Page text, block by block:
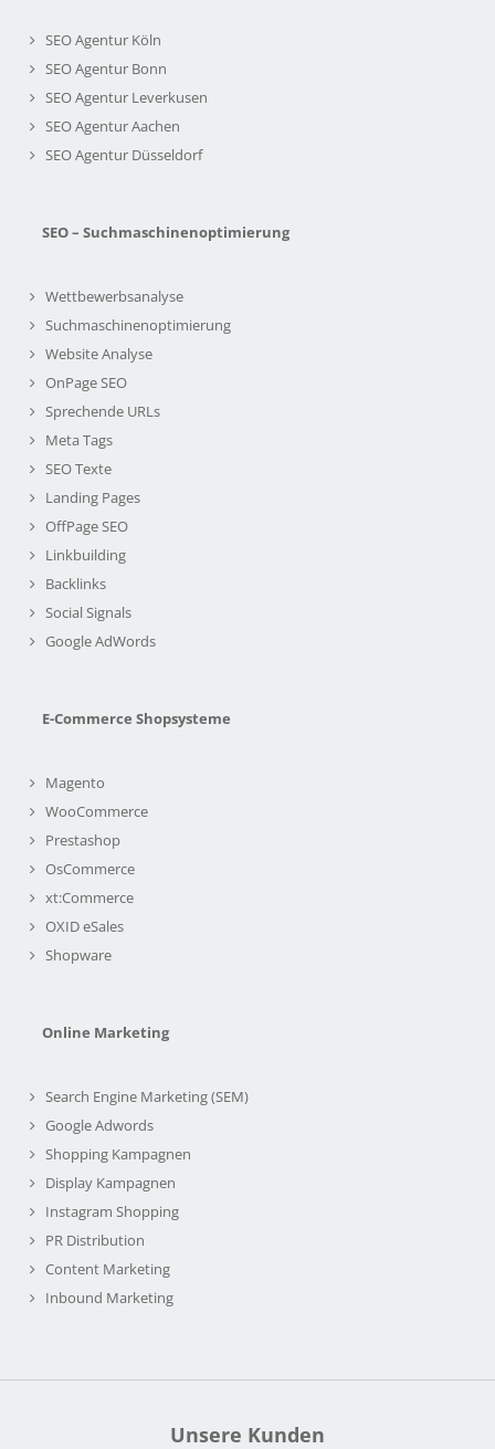
SEO Agentur Köln
SEO Agentur Bonn
SEO Agentur Leverkusen
SEO Agentur Aachen
SEO Agentur Düsseldorf
SEO – Suchmaschinenoptimierung
Wettbewerbsanalyse
Suchmaschinenoptimierung
Website Analyse
OnPage SEO
Sprechende URLs
Meta Tags
SEO Texte
Landing Pages
OffPage SEO
Linkbuilding
Backlinks
Social Signals
Google AdWords
E-Commerce Shopsysteme
Magento
WooCommerce
Prestashop
OsCommerce
xt:Commerce
OXID eSales
Shopware
Online Marketing
Search Engine Marketing (SEM)
Google Adwords
Shopping Kampagnen
Display Kampagnen
Instagram Shopping
PR Distribution
Content Marketing
Inbound Marketing
Unsere Kunden